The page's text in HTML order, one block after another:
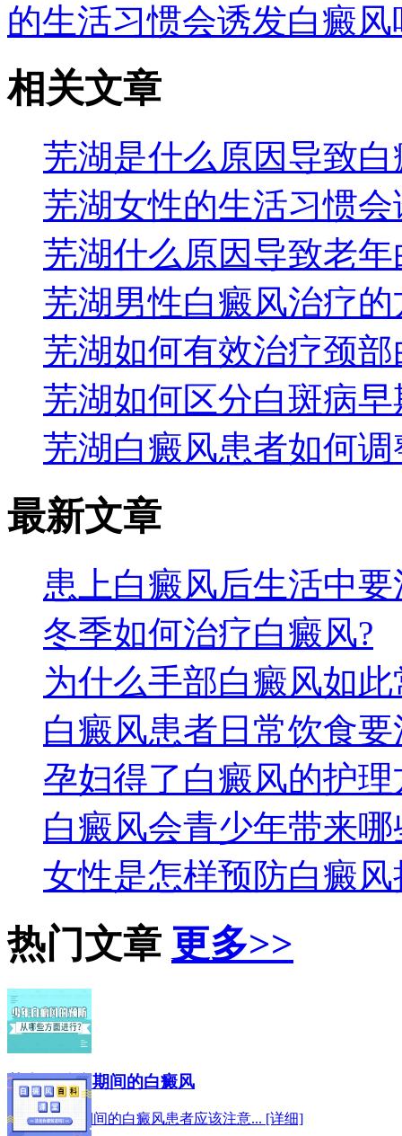
的生活习惯会诱发白癜风
相关文章
芜湖是什么原因导致白
芜湖女性的生活习惯
芜湖什么原因导致老
芜湖男性白癜风治疗的
芜湖如何有效治疗颈部
芜湖如何区分白斑病早
芜湖白癜风患者如何
最新文章
患上白癜风后生活中
冬季如何治疗白癜风?
为什么手部白癜风如此
白癜风患者日常饮食要
孕妇得了白癜风的护
白癜风会青少年带来哪
女性是怎样预防白癜风
热门文章 更多>>
芜湖在治疗期间的白癜风
芜湖在治疗期间的白癜风患者应该注意... [详细]